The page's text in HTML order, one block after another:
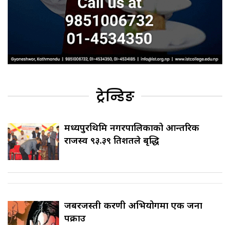
ट्रेन्डिङ
मध्यपुरथिमि नगरपालिकाको आन्तरिक
राजस्व ९३.३९ प्रतिशतले बृद्धि
जबरजस्ती करणी अभियोगमा एक जना
पक्राउ